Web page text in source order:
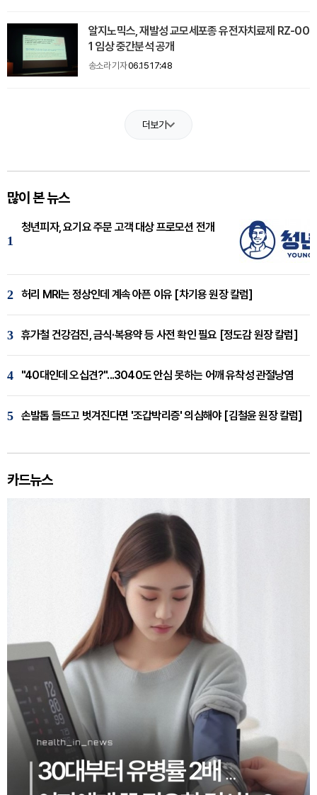
알지노믹스, 재발성 교모세포종 유전자치료제 RZ-00
1 임상 중간분석 공개
송소라 기자06.15 17:48
더보기
많이 본 뉴스
1
청년피자, 요기요 주문 고객 대상 프로모션 전개
2 허리 MRI는 정상인데 계속 아픈 이유 [차기용 원장 칼럼]
3 휴가철 건강검진, 금식·복용약 등 사전 확인 필요 [정도감 원장 칼럼]
4 "40대인데 오십견?"...3040도 안심 못하는 어깨 유착성 관절낭염
5 손발톱 들뜨고 벗겨진다면 '조갑박리증' 의심해야 [김철윤 원장 칼럼]
카드뉴스